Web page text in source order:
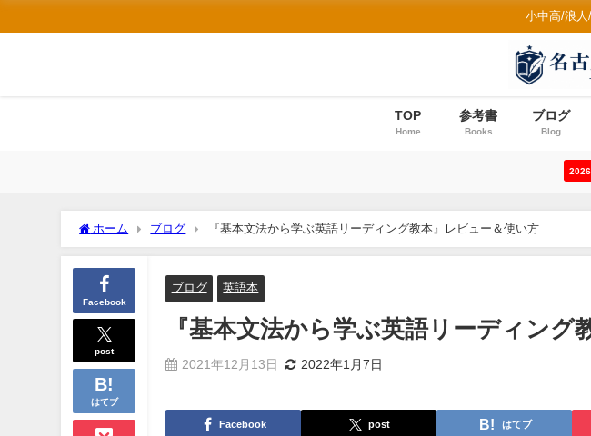
小中高/浪人
TOP
Home
参考書
Books
ブログ
Blog
2026
ホーム ブログ 『基本文法から学ぶ英語リーディング教本』レビュー＆使い方
Facebook
post
はてブ
ブログ 英語本
『基本文法から学ぶ英語リーディング
2021年12月13日 2022年1月7日
Facebook post はてブ